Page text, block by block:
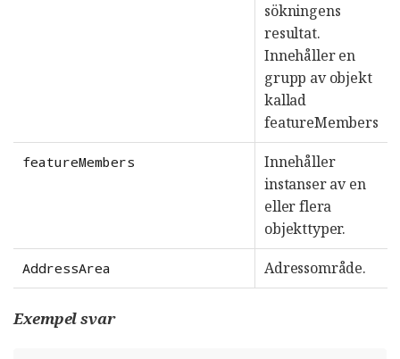
sökningens
resultat.
Innehåller en
grupp av objekt
kallad
featureMembers
featureMembers
Innehåller
instanser av en
eller flera
objekttyper.
AddressArea Adressområde.
Exempel svar